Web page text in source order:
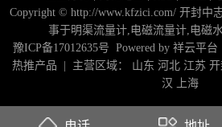
Copyright © http://www.kfzici.com/ 开封中
事于明渠流量计, 电磁流量计, 电磁
豫ICP备17012635号 Powered by 祥云平台
热推产品 | 主营区域： 山东 河北 江苏
汉
上海